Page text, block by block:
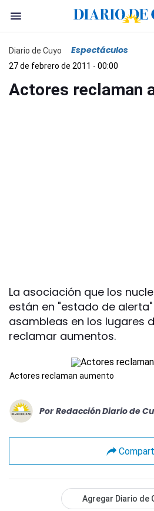
Diario de Cuyo Espectáculos
27 de febrero de 2011 - 00:00
Actores reclaman
La asociación que los
están en "estado de
asambleas en los lugares
reclamar aumentos.
Actores reclaman aumento
Por Redacción Diario de
Agregar Diario de